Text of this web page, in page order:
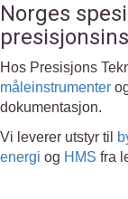
Norges
Hos Presisjons
måleinstrumenter
dokumentasjon.
Vi leverer utstyr til
energi og HMS fra